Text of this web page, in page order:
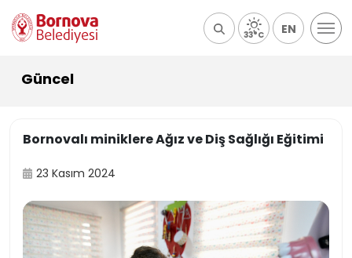
33°C EN
Güncel
Bornovalı miniklere Ağız ve Diş Sağlığı Eğitimi
23 Kasım 2024